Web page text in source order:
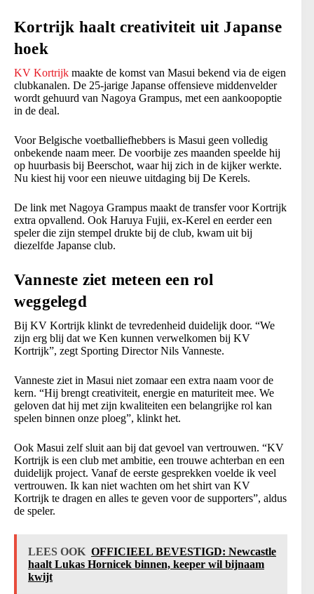
Kortrijk haalt creativiteit uit Japanse
hoek
KV Kortrijk maakte de komst van Masui bekend via de eigen
clubkanalen. De 25-jarige Japanse offensieve middenvelder
wordt gehuurd van Nagoya Grampus, met een aankoopoptie
in de deal.
Voor Belgische voetballiefhebbers is Masui geen volledig
onbekende naam meer. De voorbije zes maanden speelde hij
op huurbasis bij Beerschot, waar hij zich in de kijker werkte.
Nu kiest hij voor een nieuwe uitdaging bij De Kerels.
De link met Nagoya Grampus maakt de transfer voor Kortrijk
extra opvallend. Ook Haruya Fujii, ex-Kerel en eerder een
speler die zijn stempel drukte bij de club, kwam uit bij
diezelfde Japanse club.
Vanneste ziet meteen een rol
weggelegd
Bij KV Kortrijk klinkt de tevredenheid duidelijk door. “We
zijn erg blij dat we Ken kunnen verwelkomen bij KV
Kortrijk”, zegt Sporting Director Nils Vanneste.
Vanneste ziet in Masui niet zomaar een extra naam voor de
kern. “Hij brengt creativiteit, energie en maturiteit mee. We
geloven dat hij met zijn kwaliteiten een belangrijke rol kan
spelen binnen onze ploeg”, klinkt het.
Ook Masui zelf sluit aan bij dat gevoel van vertrouwen. “KV
Kortrijk is een club met ambitie, een trouwe achterban en een
duidelijk project. Vanaf de eerste gesprekken voelde ik veel
vertrouwen. Ik kan niet wachten om het shirt van KV
Kortrijk te dragen en alles te geven voor de supporters”, aldus
de speler.
LEES OOK OFFICIEEL BEVESTIGD: Newcastle
haalt Lukas Hornicek binnen, keeper wil bijnaam
kwijt